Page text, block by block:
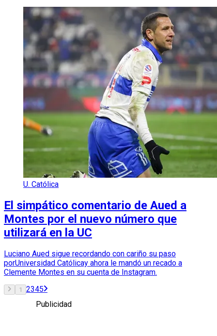
U. Católica
El simpático comentario de Aued a
Montes por el nuevo número que
utilizará en la UC
Luciano Aued sigue recordando con cariño su paso
porUniversidad Católicay ahora le mandó un recado a
Clemente Montes en su cuenta de Instagram.
1 2345
Publicidad